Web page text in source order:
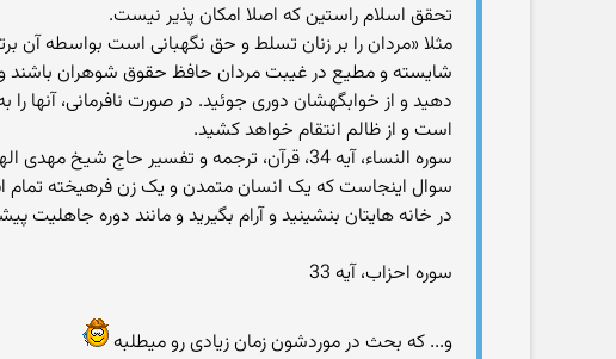
تحقق اسلام راستین که اصلا امکان پذیر نیست.
مثلا «مردان را بر زنان تسلط و حق نگهبانی است بواسطه
شایسته و مطیع در غیبت مردان حافظ حقوق شوهران باشند و
دهید و از خوابگهشان دوری جوئید. در صورت نافرمانی، آنها
است و از ظالم انتقام خواهد کشید.
سوره النساء، آیه 34، قرآن، ترجمه و تفسیر حاج شیخ مهدی الهی قمشیه ای
سوال اینجاست که یک انسان متمدن و یک زن فرهیخته تمام
در خانه هایتان بنشینید و آرام بگیرید و مانند دوره جاهلیت
سوره احزاب، آیه 33
و... که بحث در موردشون زمان زیادی رو میطلبه